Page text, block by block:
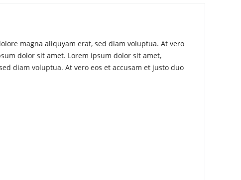
magna aliquyam erat, sed diam voluptua. At vero
dolor sit amet. Lorem ipsum dolor sit amet,
diam voluptua. At vero eos et accusam et justo duo